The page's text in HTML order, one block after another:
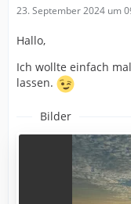
23. September 2024 um
Hallo,
Ich wollte einfach
lassen.
Bilder